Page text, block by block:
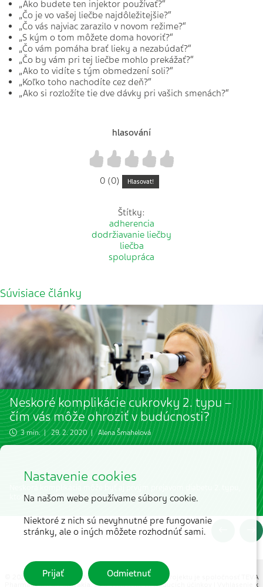
„Ako budete ten injektor používať?“
„Čo je vo vašej liečbe najdôležitejšie?“
„Čo vás najviac zarazilo v novom režime?“
„S kým o tom môžete doma hovoriť?“
„Čo vám pomáha brať lieky a nezabúdať?“
„Čo by vám pri tej liečbe mohlo prekážať?“
„Ako to vidíte s tým obmedzení soli?“
„Koľko toho nachodíte cez deň?“
„Ako si rozložíte tie dve dávky pri vašich smenách?“
hlasování
4
3
2
1
0 (0) Hlasovat!
Štítky:
adherencia
dodržiavanie liečby
liečba
spolupráca
Súvisiace články
Neskoré komplikácie cukrovky 2. typu –
čím vás môže ohroziť v budúcnosti?
3 min. | 29. 2. 2020 |Alena Šmahelová
ktorý nie je dlhší čas rozpoznaný a liečený.
© 2026 MEDICAL TRIBUNE CZ, s.r.o. |Partnerom projektu je spoločnosť TEVA
Pharmaceuticals Slovakia, s.r.o.|Hlásenie nežiaducich účinkov Vyhlásenie k
Nastavenie cookies
Na našom webe používame súbory cookie.
Niektoré z nich sú nevyhnutné pre fungovanie
stránky, ale o iných môžete rozhodnúť sami.
Prijať Odmietnuť